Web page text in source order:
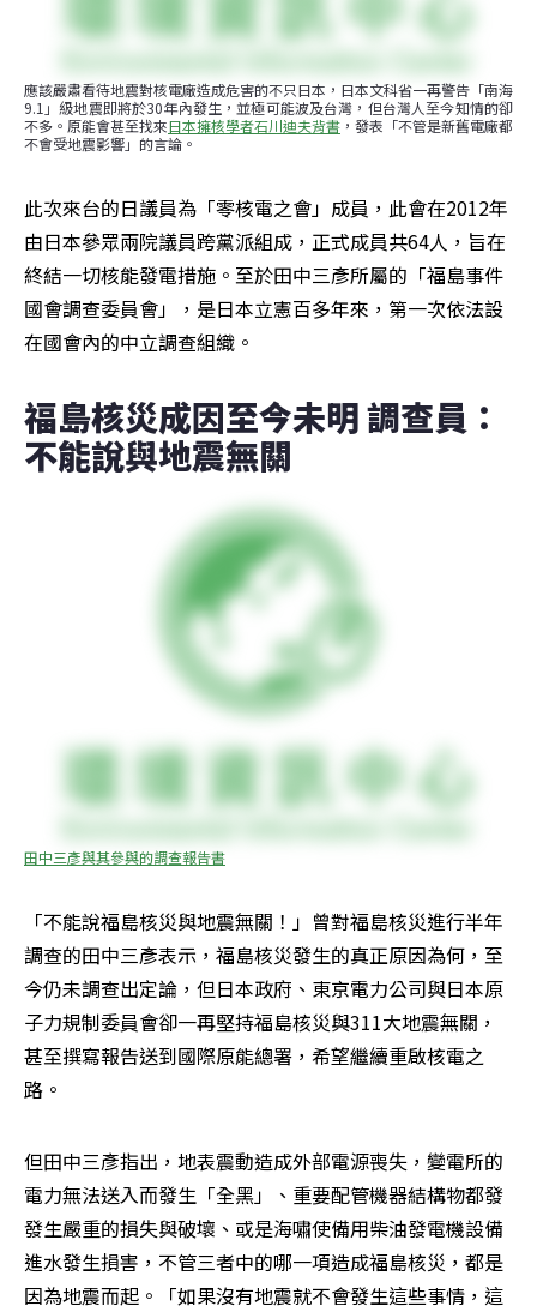
應該嚴肅看待地震對核電廠造成危害的不只日本，日本文科省一再警告「南海
9.1」級地震即將於30年內發生，並極可能波及台灣，但台灣人至今知情的卻
不多。原能會甚至找來日本擁核學者石川迪夫背書 ，發表「不管是新舊電廠都
不會受地震影響」的言論。
此次來台的日議員為「零核電之會」成員，此會在2012年
由日本參眾兩院議員跨黨派組成，正式成員共64人，旨在
終結一切核能發電措施。至於田中三彥所屬的「福島事件
國會調查委員會」，是日本立憲百多年來，第一次依法設
在國會內的中立調查組織。
福島核災成因至今未明 調查員：
不能說與地震無關
田中三彥與其參與的調查報告書
「不能說福島核災與地震無關！」曾對福島核災進行半年
調查的田中三彥表示，福島核災發生的真正原因為何，至
今仍未調查出定論，但日本政府、東京電力公司與日本原
子力規制委員會卻一再堅持福島核災與311大地震無關，
甚至撰寫報告送到國際原能總署，希望繼續重啟核電之
路。
但田中三彥指出，地表震動造成外部電源喪失，變電所的
電力無法送入而發生「全黑」、重要配管機器結構物都發
發生嚴重的損失與破壞、或是海嘯使備用柴油發電機設備
進水發生損害，不管三者中的哪一項造成福島核災，都是
因為地震而起。「如果沒有地震就不會發生這些事情，這